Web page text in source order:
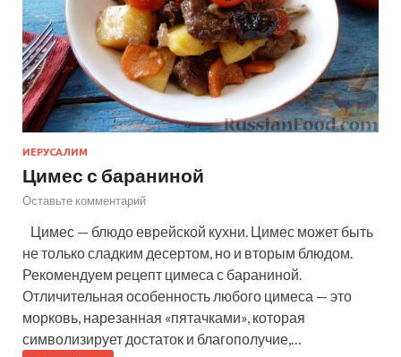
ИЕРУСАЛИМ
Цимес с бараниной
Оставьте комментарий
Цимес — блюдо еврейской кухни. Цимес может быть
не только сладким десертом, но и вторым блюдом.
Рекомендуем рецепт цимеса с бараниной.
Отличительная особенность любого цимеса — это
морковь, нарезанная «пятачками», которая
символизирует достаток и благополучие,…